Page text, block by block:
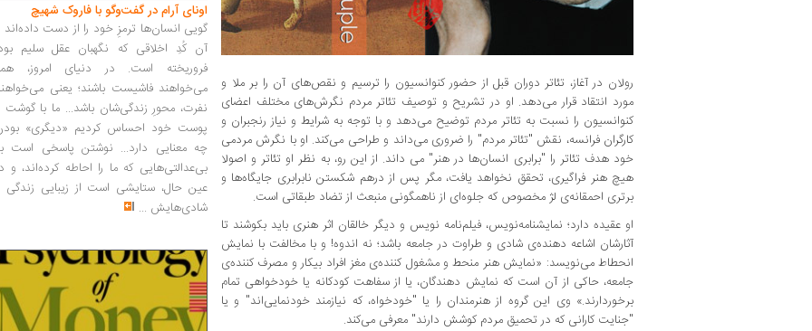
رولان در آغاز، تئاتر دوران قبل از حضور کنوانسیون را ترسیم و نقص‌های آن را بر ملا‌ و
مورد انتقاد قرار می‌دهد. او در تشریح و توصیف تئاتر مردم نگرش‌های مختلف اعضای
کنوانسیون را نسبت به تئاتر مردم توضیح می‌دهد‌ و با توجه به شرایط و نیاز رنجبران و
کارگران فرانسه، نقش "تئاتر مردم" را ضروری می‌داند و طراحی می‌کند. او با نگرش مردمی
خود هدف تئاتر را "‌برابری انسان‌ها در هنر" می داند. از این رو، به نظر او تئاتر و اصولا
هیچ هنر فراگیری، تحقق نخواهد یافت، مگر پس از درهم شکستن نابرابری جایگاه‌ها و
برتری احمقانه‌ی‌ لژ مخصوص که جلوه‌ای از ناهمگونی منبعث از تضاد طبقاتی است.‌
او عقیده دارد‌؛ نمایشنامه‌نویس، فیلم‌نامه نویس و دیگر خالقان اثر هنری باید بکوشند تا
آثارشان اشاعه دهنده‌ی‌ شادی و طراوت در جامعه باشد؛ نه اندوه‌! و با مخالفت با نمایش
انحطاط می‌نویسد: «نمایش هنر منحط و مشغول کننده‌ی‌ مغز افراد بیکار و مصرف کننده‌‌ی
جامعه، حاکی از آن است که نمایش دهندگان، یا از سفاهت کودکانه یا خودخواهی تمام
برخوردارند.»‌ وی این گروه از هنرمندان را یا "خودخواه، که نیازمند خودنمایی‌اند" و ‌یا
"جنایت کارانی که در تحمیق مردم کوشش دارند" معرفی می‌کند.
اونای آرام در گفت‌وگو با فاروک شهیچ‭
گویی انسان‌ها ترمزِ خود را از دست داده‌اند
آن کُدِ اخلاقی که نگهبان عقل سلیم
فروریخته است. در دنیای امروز،
می‌خواهند فاشیست باشند؛ یعنی
نفرت، محورِ زندگی‌شان باشد... ما با گوشت
پوست خود احساس کردیم «دیگری»
چه معنایی دارد... نوشتن پاسخی است
بی‌عدالتی‌هایی که ما را احاطه کرده‌اند، و
عین حال، ستایشی است از زیبایی زندگی
شادی‌هایش ...